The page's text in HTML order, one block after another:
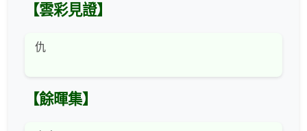
【雲彩見證】
仇
【餘暉集】